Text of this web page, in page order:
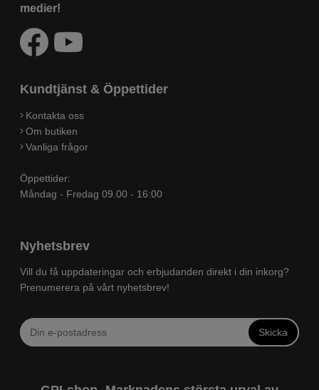
medier!
Kundtjänst & Öppettider
Kontakta oss
Om butiken
Vanliga frågor
Öppettider:
Måndag - Fredag 09.00 - 16:00
Nyhetsbrev
Vill du få uppdateringar och erbjudanden direkt i din inkorg?
Prenumerera på vårt nyhetsbrev!
Skicka